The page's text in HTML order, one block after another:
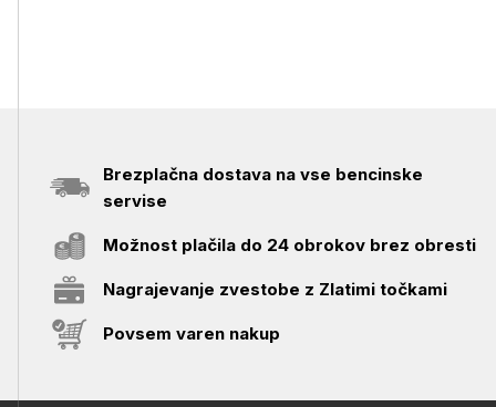
Brezplačna dostava na vse bencinske
servise
Možnost plačila do 24 obrokov brez obresti
Nagrajevanje zvestobe z Zlatimi točkami
Povsem varen nakup